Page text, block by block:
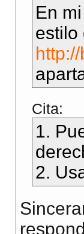
En
estilo
Cita:
1.
2.